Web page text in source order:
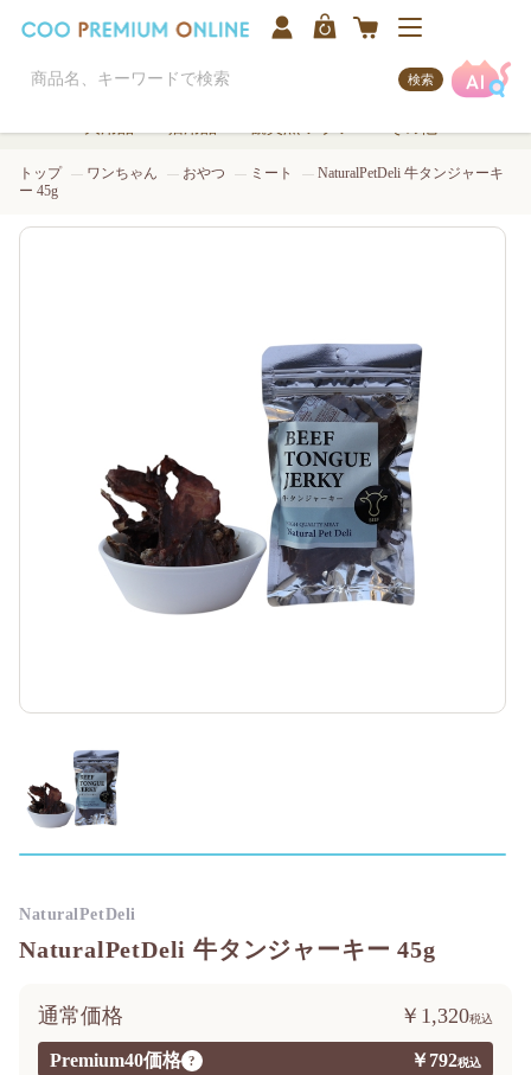
検索
トップ ワンちゃん おやつ ミート
NaturalPetDeli 牛タンジャーキ
ー 45g
NaturalPetDeli 牛タンジャーキー 45g
Premium40価格 ? ￥792
通常価格 ￥1,320
NaturalPetDeli